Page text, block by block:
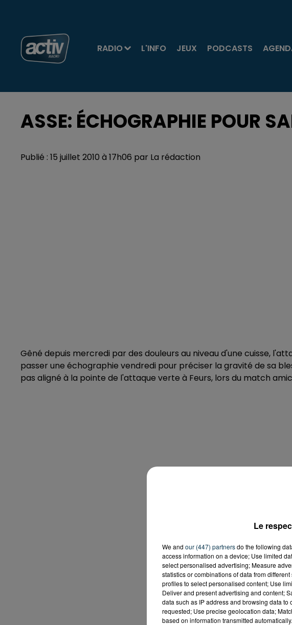
RADIO L'INFO JEUX PODCASTS
ASSE: ÉCHOGRAPHIE POUR
Publié : 15 juillet 2010 à 17h06 par La rédaction
Gêné depuis mercredi par des douleurs au niveau d'une cuisse,
passer une échographie vendredi pour préciser la gravité de sa
pas aligné à la pointe de l'attaque verte à Feurs, lors du match
Le
We and our (447) partnersdo the following
access information on a device; Use limited
select personalised advertising; Measure
statistics or combinations of data from
profiles to select personalised content; Use
Deliver and present advertising and content;
data such as IP address and browsing data
requested; Use precise geolocation data;
based on information transmitted automatically.